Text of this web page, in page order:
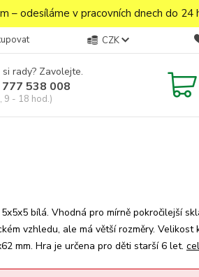
– odesíláme v pracovních dnech do 24
CZK
rady? Zavolejte.
538 008
9 - 18 hod.)
bílá. Vhodná pro mírně pokročilejší
vzhledu, ale má větší rozměry. Velikost
mm. Hra je určena pro děti starší 6 let.